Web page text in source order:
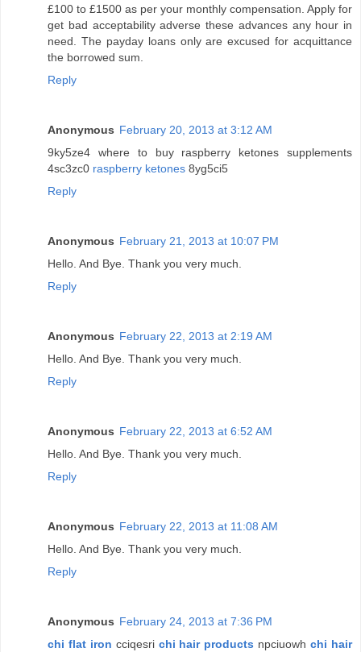
£100 to £1500 as per your monthly compensation. Apply for
get bad acceptability adverse these advances any hour in
need. The payday loans only are excused for acquittance
the borrowed sum.
Reply
Anonymous February 20, 2013 at 3:12 AM
9ky5ze4 where to buy raspberry ketones supplements
4sc3zc0 raspberry ketones 8yg5ci5
Reply
Anonymous February 21, 2013 at 10:07 PM
Hello. And Bye. Thank you very much.
Reply
Anonymous February 22, 2013 at 2:19 AM
Hello. And Bye. Thank you very much.
Reply
Anonymous February 22, 2013 at 6:52 AM
Hello. And Bye. Thank you very much.
Reply
Anonymous February 22, 2013 at 11:08 AM
Hello. And Bye. Thank you very much.
Reply
Anonymous February 24, 2013 at 7:36 PM
chi flat iron cciqesri chi hair products npciuowhchi hair